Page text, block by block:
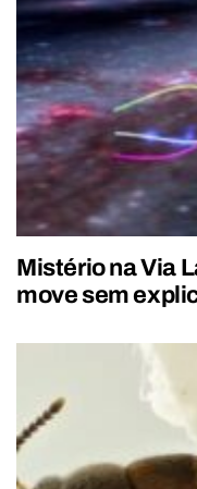
Mistério na Via
move sem